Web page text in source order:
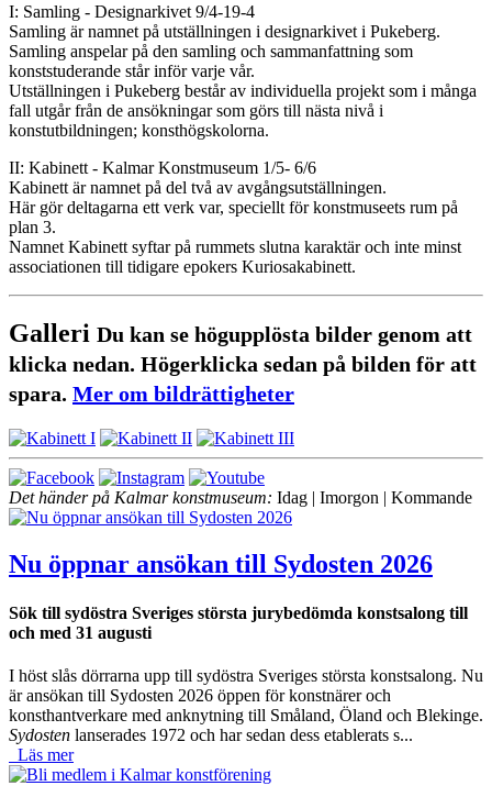
I: Samling - Designarkivet 9/4-19-4
Samling är namnet på utställningen i designarkivet i Pukeberg.
Samling anspelar på den samling och sammanfattning som
konststuderande står inför varje vår.
Utställningen i Pukeberg består av individuella projekt som i många
fall utgår från de ansökningar som görs till nästa nivå i
konstutbildningen; konsthögskolorna.
II: Kabinett - Kalmar Konstmuseum 1/5- 6/6
Kabinett är namnet på del två av avgångsutställningen.
Här gör deltagarna ett verk var, speciellt för konstmuseets rum på
plan 3.
Namnet Kabinett syftar på rummets slutna karaktär och inte minst
associationen till tidigare epokers Kuriosakabinett.
Galleri Du kan se högupplösta bilder genom att
klicka nedan. Högerklicka sedan på bilden för att
spara. Mer om bildrättigheter
Det händer på Kalmar konstmuseum: Idag | Imorgon | Kommande
Nu öppnar ansökan till Sydosten 2026
Sök till sydöstra Sveriges största jurybedömda konstsalong till
och med 31 augusti
I höst slås dörrarna upp till sydöstra Sveriges största konstsalong. Nu
är ansökan till Sydosten 2026 öppen för konstnärer och
konsthantverkare med anknytning till Småland, Öland och Blekinge.
Sydosten lanserades 1972 och har sedan dess etablerats s...
Läs mer